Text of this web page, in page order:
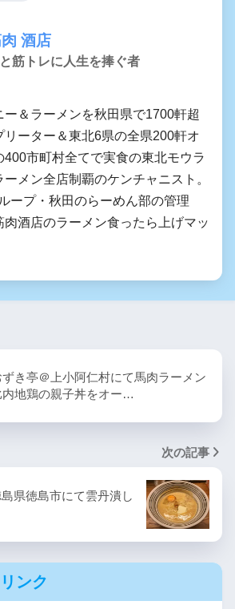
酒店
筋トレに人生を捧ぐ者
＆ラーメンを秋田県で1700軒超
リーター＆東北6県の全県200軒オ
400市町村全てで実食の東北モウラ
メン全店制覇のケンチャニスト。
ープ・秋田のらーめん部の管理
肉酒店のラーメン食ったら上げマッ
ずき亭＠上小阿仁村にて馬肉ラーメン
内地鶏の親子丼をオー…
次の記事
県徳島市にて雲丹潰し
ンク